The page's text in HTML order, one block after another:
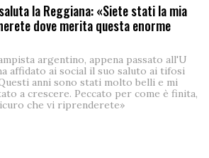
la Reggiana: «Siete stati la mia
dove merita questa enorme
argentino, appena passato all'U
affidato ai social il suo saluto ai tifosi
anni sono stati molto belli e mi
a crescere. Peccato per come è finita,
che vi riprenderete»